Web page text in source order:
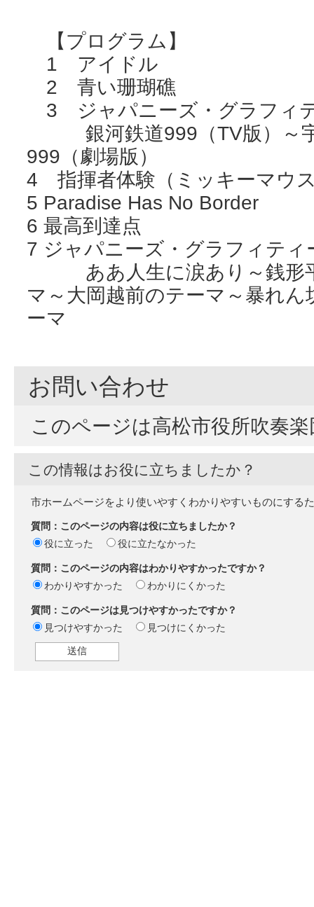
【プログラム】
1 アイドル
2 青い珊瑚礁
3 ジャパニーズ・グラフ
銀河鉄道999（TV版）～宇
999（劇場版）
4 指揮者体験（ミッキーマウ
5 Paradise Has No Border
6 最高到達点
7 ジャパニーズ・グラフィテ
ああ人生に涙あり～銭形平
マ～大岡越前のテーマ～暴れ
ーマ
お問い合わせ
このページは高松市役所吹奏
この情報はお役に立ちましたか？
市ホームページをより使いやすくわかりやすいものにする
質問：このページの内容は役に立ちましたか？
役に立った
役に立たなかった
質問：このページの内容はわかりやすかったですか？
わかりやすかった
わかりにくかった
質問：このページは見つけやすかったですか？
見つけやすかった
見つけにくかった